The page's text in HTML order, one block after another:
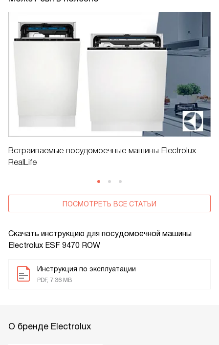
Скачать инструкцию для посудомоечной машины
Electrolux ESF 9470 ROW
Инструкция по эксплуатации
PDF, 7.36 MB
Встраиваемые посудомоечные машины Electrolux
RealLife
ПОСМОТРЕТЬ ВСЕ СТАТЬИ
О бренде Electrolux